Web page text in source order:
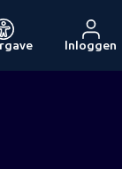
Inloggen